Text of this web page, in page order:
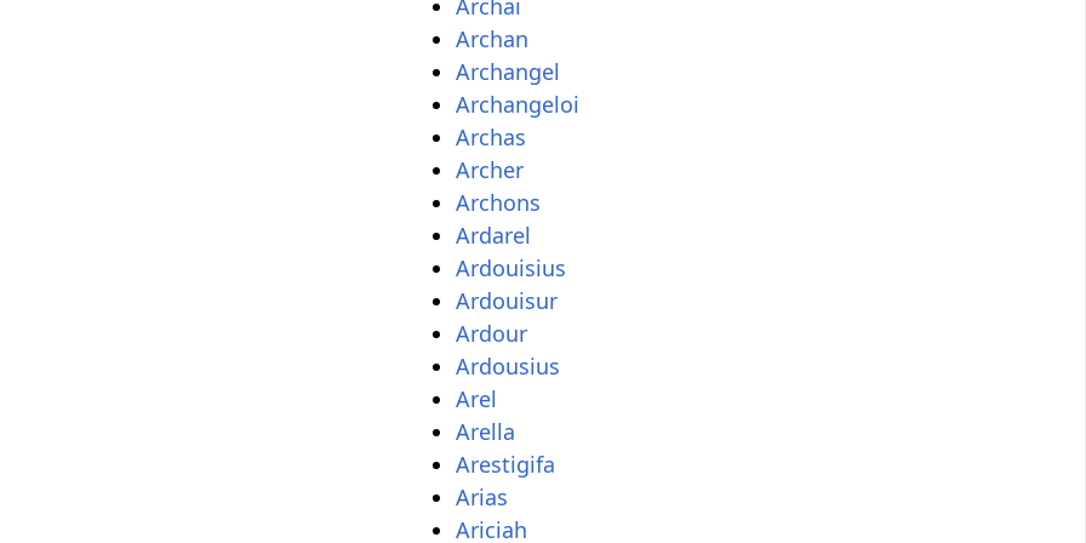
Archai
Archan
Archangel
Archangeloi
Archas
Archer
Archons
Ardarel
Ardouisius
Ardouisur
Ardour
Ardousius
Arel
Arella
Arestigifa
Arias
Ariciah